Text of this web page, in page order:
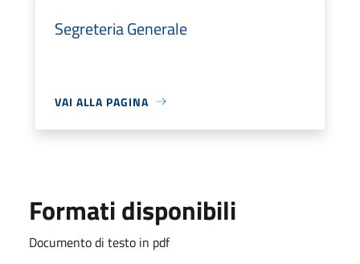
Segreteria Generale
VAI ALLA PAGINA
Formati disponibili
Documento di testo in pdf